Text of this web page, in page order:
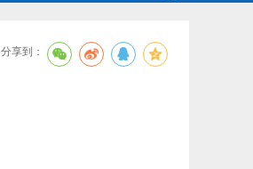
分享到：